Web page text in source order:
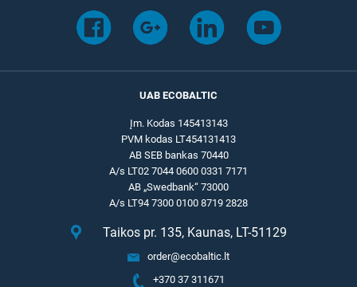
UAB ECOBALTIC
Įm. Kodas 145413143
PVM kodas LT454131413
AB SEB bankas 70440
A/s LT02 7044 0600 0331 7171
AB „Swedbank“ 73000
A/s LT94 7300 0100 8719 2828
Taikos pr. 135, Kaunas, LT-51129
order@ecobaltic.lt
+370 37 311671